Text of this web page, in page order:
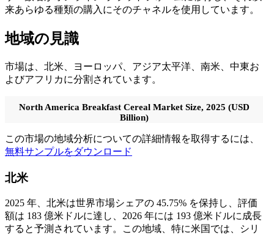
来あらゆる種類の購入にそのチャネルを使用しています。
地域の見識
市場は、北米、ヨーロッパ、アジア太平洋、南米、中東お
よびアフリカに分割されています。
North America Breakfast Cereal Market Size, 2025 (USD
Billion)
この市場の地域分析についての詳細情報を取得するには、
無料サンプルをダウンロード
北米
2025 年、北米は世界市場シェアの 45.75% を保持し、評価
額は 183 億米ドルに達し、2026 年には 193 億米ドルに成長
すると予測されています。この地域、特に米国では、シリ